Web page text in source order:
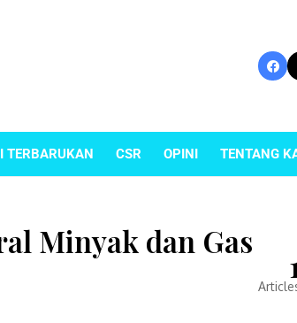
TERBARUKAN CSR OPINI TENTANG
Minyak dan Gas
1